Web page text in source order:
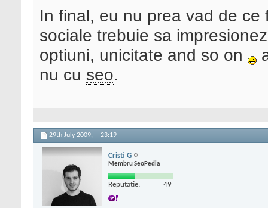
In final, eu nu prea vad de
sociale trebuie sa
optiuni, unicitate and so on
nu cu seo.
29th July 2009, 23:19
Cristi G
Membru SeoPedia
Reputatie: 49